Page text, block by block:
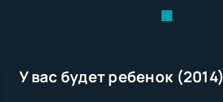
У вас будет ребенок (2014)